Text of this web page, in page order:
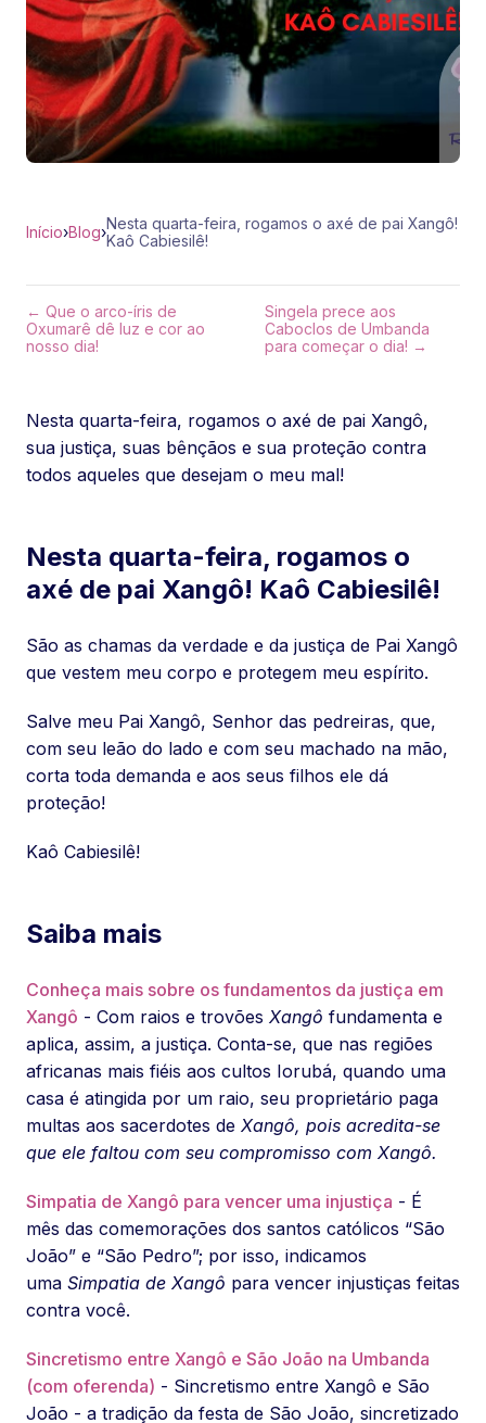
Início›Blog›Nesta quarta-feira, rogamos o axé de pai Xangô!
Kaô Cabiesilê!
← Que o arco-íris de
Oxumarê dê luz e cor ao
nosso dia!
Singela prece aos
Caboclos de Umbanda
para começar o dia! →
Nesta quarta-feira, rogamos o axé de pai Xangô,
sua justiça, suas bênçãos e sua proteção contra
todos aqueles que desejam o meu mal!
Nesta quarta-feira, rogamos o
axé de pai Xangô! Kaô Cabiesilê!
São as chamas da verdade e da justiça de Pai Xangô
que vestem meu corpo e protegem meu espírito.
Salve meu Pai Xangô, Senhor das pedreiras, que,
com seu leão do lado e com seu machado na mão,
corta toda demanda e aos seus filhos ele dá
proteção!
Kaô Cabiesilê!
Saiba mais
Conheça mais sobre os fundamentos da justiça em
Xangô - Com raios e trovões Xangô fundamenta e
aplica, assim, a justiça. Conta-se, que nas regiões
africanas mais fiéis aos cultos Iorubá, quando uma
casa é atingida por um raio, seu proprietário paga
multas aos sacerdotes de Xangô, pois acredita-se
que ele faltou com seu compromisso com Xangô.
Simpatia de Xangô para vencer uma injustiça - É
mês das comemorações dos santos católicos “São
João” e “São Pedro”; por isso, indicamos
uma Simpatia de Xangô para vencer injustiças feitas
contra você.
Sincretismo entre Xangô e São João na Umbanda
(com oferenda) - Sincretismo entre Xangô e São
João - a tradição da festa de São João, sincretizado